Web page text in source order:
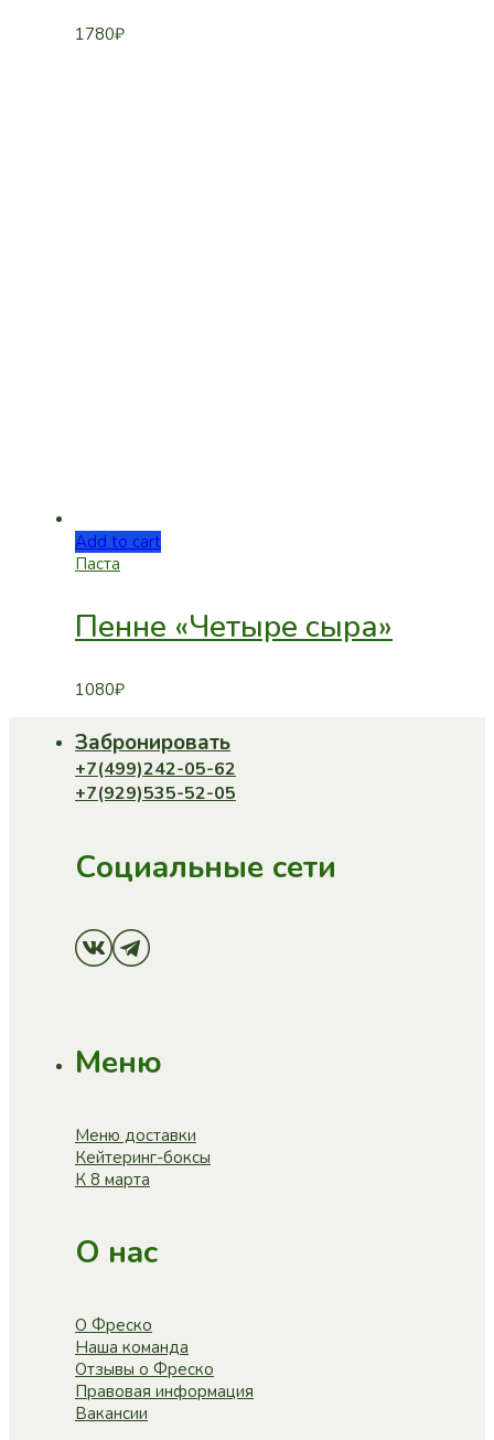
1780₽
Add to cart
Паста
Пенне «Четыре сыра»
1080₽
Забронировать
+7(499)242-05-62
+7(929)535-52-05
Социальные сети
Меню
Меню доставки
Кейтеринг-боксы
К 8 марта
О нас
О Фреско
Наша команда
Отзывы о Фреско
Правовая информация
Вакансии